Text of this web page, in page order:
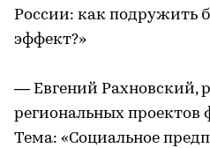
России: как подружить
эффект?»
— Евгений Рахновский,
региональных проектов
Тема: «Социальное